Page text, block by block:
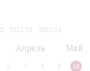
2022/23
2023/24
Апрель Май
6 7 8 9 10